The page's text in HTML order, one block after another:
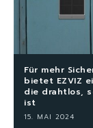
Für mehr
bietet EZVIZ
die drahtlos,
ist
15. MAI 2024